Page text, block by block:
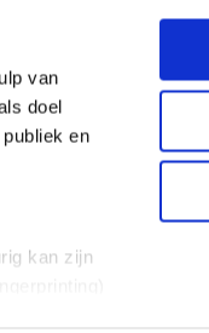
van
doel
en
kan zijn